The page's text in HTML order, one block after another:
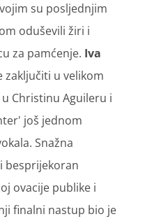
su posljednjim
oduševili žiri i
za pamćenje. Iva
zaključiti u velikom
Christinu Aguileru i
još jednom
Snažna
besprijekoran
ovacije publike i
finalni nastup bio je